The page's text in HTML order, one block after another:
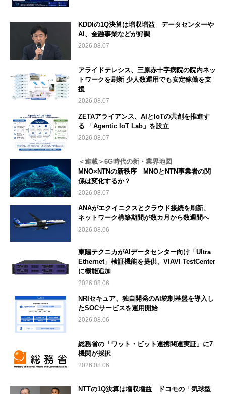
KDDIの1Q決算は増収増益 データセンターや
AI、金融事業などが好調
2026.08.07
アライドテレシス、三原赤十字病院の院内ネッ
トワークを刷新 少人数運用でも安定稼働を支
援
2026.08.07
ZETAアライアンス、AIとIoTの共創を推進す
る 「Agentic IoT Lab」を設立
2026.08.07
＜連載＞6G時代の新・業界地図
MNO×NTNの新秩序 MNOとNTN事業者の関
係は変化するか？
2026.08.07
ANAがエクイニクスとクラウド接続を刷新、
ネットワーク構築期間が数カ月から数週間へ
2026.08.06
東陽テクニカがAIデータセンター向け「Ultra
Ethernet」検証機能を提供、VIAVI TestCenter
に機能追加
2026.08.06
NRIセキュア、独自開発のAI統制基盤を導入し
たSOCサービスを運用開始
2026.08.06
総務省の「ワット・ビット連携関連実証」に7
機関が採択
2026.08.06
NTTの1Q決算は増収増益 ドコモの「気球型